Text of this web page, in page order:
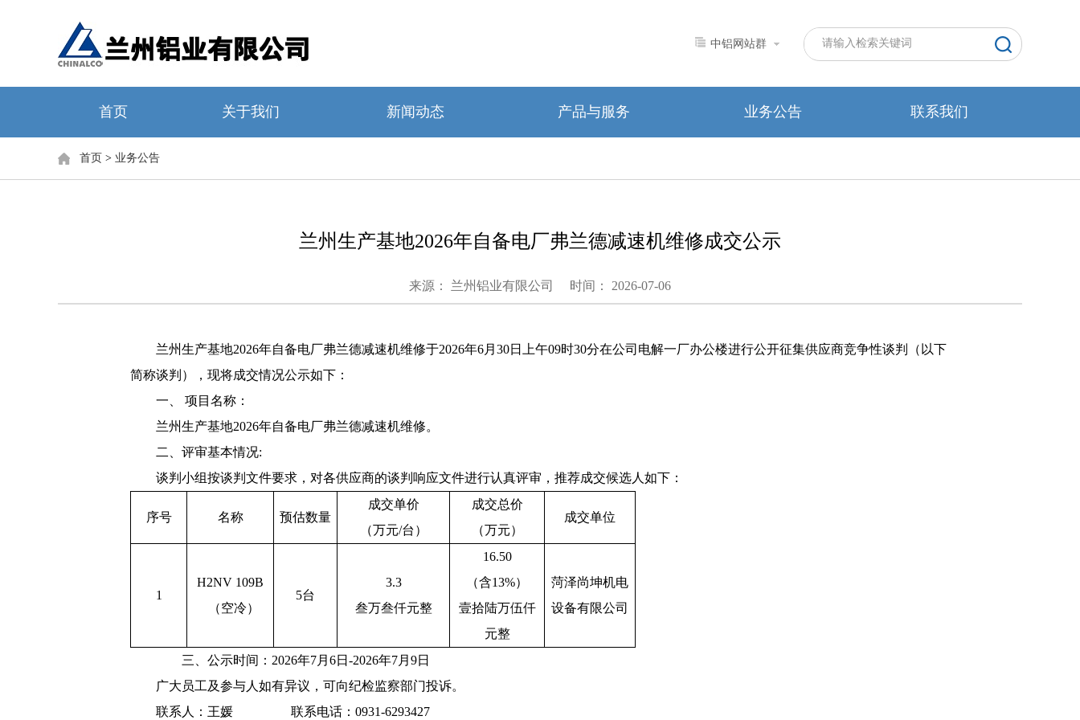
中铝网站群
首页 关于我们 新闻动态 产品与服务 业务公告 联系我们
首页 > 业务公告
兰州生产基地2026年自备电厂弗兰德减速机维修成交公示
来源： 兰州铝业有限公司 时间： 2026-07-06
兰州生产基地2026年自备电厂弗兰德减速机维修于2026年6月 30日 上午09时30分在公司电解一厂办公楼进行公开征集供应商竞争性谈判
（以下
简称谈判）
，现将成交情况公示如下：
一、
项目名称：
兰州生产基地2026年自备电厂弗兰德减速机维修。
二、 评审基本情况:
谈判 小组按谈判 文件要求，对各供应商的谈判响应文件进行认真评审，推荐成交候选人如下：
序号 名称 预估数量
成交单价
（万元/台 ）
成交总价
（万元）
成交单位
1
H2NV 109B
（空冷）
5台
3.3
叁万叁仟元整
16.50
（含13%）
壹拾陆万伍仟
元整
菏泽尚坤机电
设备有限公司
三、公示时间： 2026年7月 6日 -2026年7月 9日
广大员工及参与人如有异议，可向纪检监察部门投诉。
联系人： 王媛 联系电话： 0931-6293427